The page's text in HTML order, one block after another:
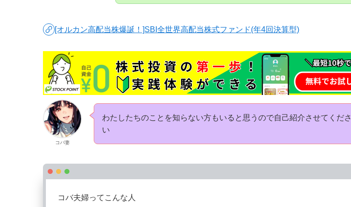
[オルカン高配当株爆誕！]SBI全世界高配当株式ファンド(年4回決算型)
コバ妻
わたしたちのことを知らない方もいると思うので自己紹介させてくださ
い
コバ夫婦ってこんな人